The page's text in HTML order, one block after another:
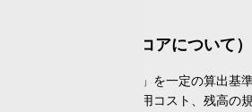
およびファンドスコアについて）
ドスコアは、「運用実績」を一定の算出
最終的な投資判断は、運用コスト、残高